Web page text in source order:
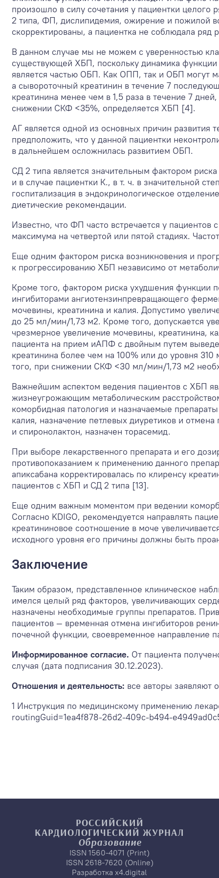
произошло в силу сочетания у пациентки
2 типа, ФП, дислипидемия, ожирение и пожилой
скорректированы, а пациентка не соблюдала ряд
В данном случае мы не можем с уверенностью
существующей ХБП, поскольку динамика
является частью ОБП. Как ОПП, так и ОБП могут
а сывороточный креатинин в течение 7
креатинина менее чем в 1,5 раза в течение 7
снижении СКФ <35%, определяется ХБП [4].
АГ является одной из основных причин
предположить, что у данной пациентки
в дальнейшем осложнилась развитием ОБП.
СД 2 типа является значительным фактором
и в случае пациентки К., в т. ч. в значительной
госпитализация в эндокринологическое
диетические рекомендации.
Известно, что ФП часто встречается у
максимума на четвертой или пятой стадиях.
Еще одним фактором риска возникновения и
к прогрессированию ХБП независимо от
Кроме того, фактором риска ухудшения функции
ингибиторами ангиотензинпревращающего
мочевины, креатинина и калия. Допустимо
до 25 мл/мин/1,73 м2. Кроме того, допускается
чрезмерное увеличение мочевины, креатинина,
пациента на прием иАПФ с двойным путем
креатинина более чем на 100% или до уровня
того, при снижении СКФ <30 мл/мин/1,73 м2
Важнейшим аспектом ведения пациентов с ХБП
жизнеугрожающим метаболическим
коморбидная патология и назначаемые
калия, назначение петлевых диуретиков и
и спиронолактон, назначен торасемид.
При выборе лекарственного препарата и его
противопоказанием к применению данного
апиксабана корректировалась по клиренсу
пациентов с ХБП и СД 2 типа [13].
Еще одним важным моментом при ведении
Согласно KDIGO, рекомендуется направлять
креатининовое соотношение в моче
исходного уровня его причины должны быть
Заключение
Таким образом, представленное клиническое
имелся целый ряд факторов, увеличивающих
назначены необходимые группы препаратов.
пациентов — временная отмена ингибиторов
почечной функции, своевременное направление
Информированное согласие. От пациента
случая (дата подписания 30.12.2023).
Отношения и деятельность: все авторы заявляют
1 Инструкция по медицинскому применению
routingGuid=1ea4f878-26d2-409c-b494-
РОССИЙСКИЙ
КАРДИОЛОГИЧЕСКИЙ ЖУРНАЛ
Образование
ISSN 1560-4071 (Print)
ISSN 2618-7620 (Online)
Разработка x4.digital